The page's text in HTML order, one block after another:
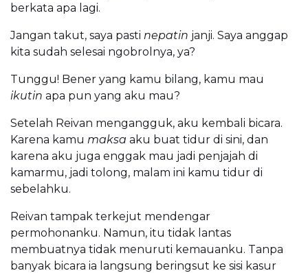
berkata apa lagi.
Jangan takut, saya pasti nepatin janji. Saya anggap
kita sudah selesai ngobrolnya, ya?
Tunggu! Bener yang kamu bilang, kamu mau
ikutin apa pun yang aku mau?
Setelah Reivan mengangguk, aku kembali bicara.
Karena kamu maksa aku buat tidur di sini, dan
karena aku juga enggak mau jadi penjajah di
kamarmu, jadi tolong, malam ini kamu tidur di
sebelahku.
Reivan tampak terkejut mendengar
permohonanku. Namun, itu tidak lantas
membuatnya tidak menuruti kemauanku. Tanpa
banyak bicara ia langsung beringsut ke sisi kasur